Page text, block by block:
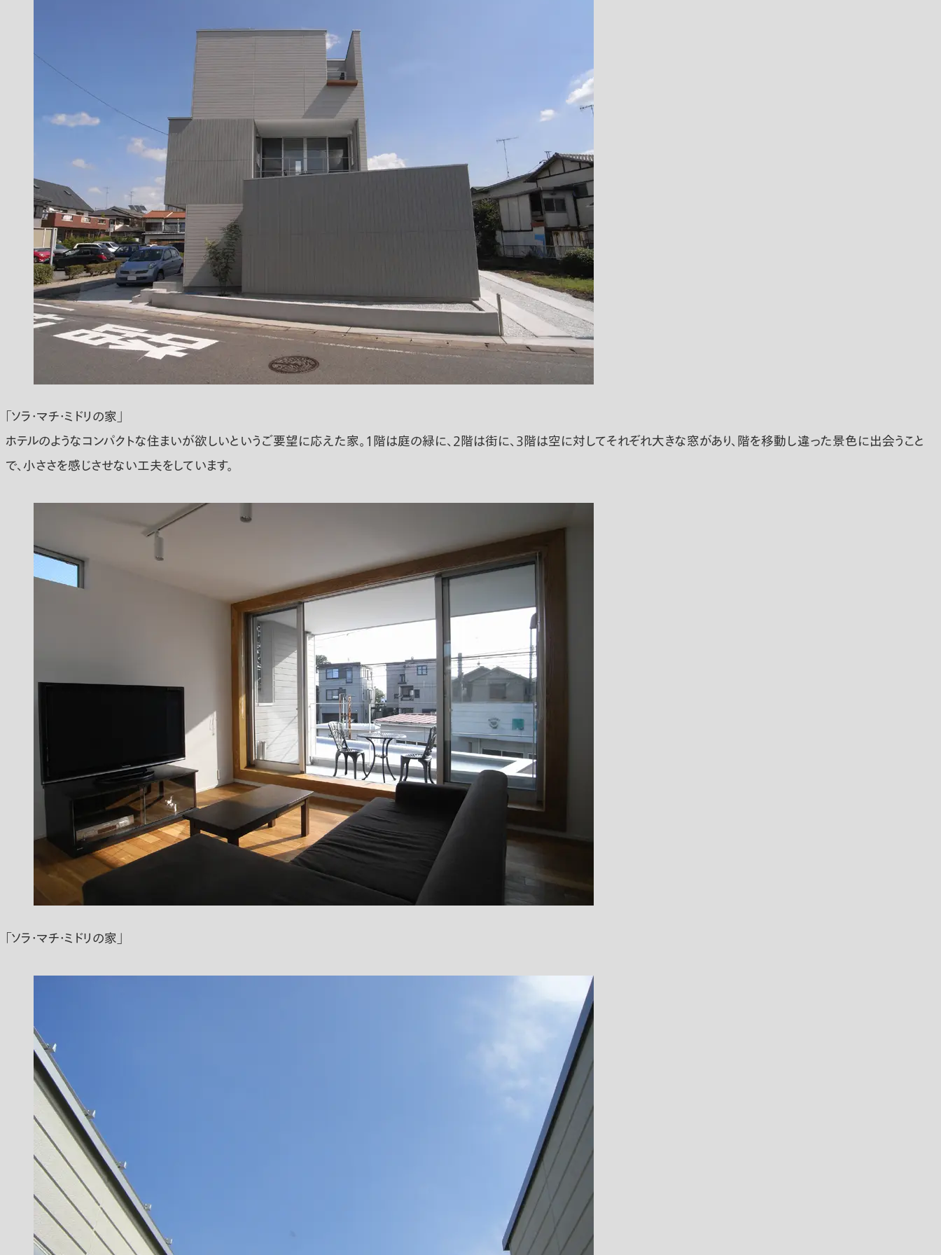
「ソラ・マチ・ミドリの家」
ホテルのようなコンパクトな住まいが欲しいというご要望に応えた家。1階は庭の緑に、2階は街に、3階は空に対してそれぞれ大きな窓があり、階を移動し違った景色に出会うこと
で、小ささを感じさせない工夫をしています。
「ソラ・マチ・ミドリの家」